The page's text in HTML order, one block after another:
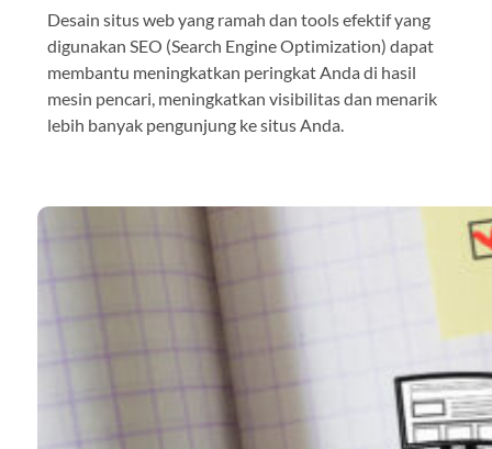
Desain situs web yang ramah dan tools efektif yang
digunakan SEO (Search Engine Optimization) dapat
membantu meningkatkan peringkat Anda di hasil
mesin pencari, meningkatkan visibilitas dan menarik
lebih banyak pengunjung ke situs Anda.